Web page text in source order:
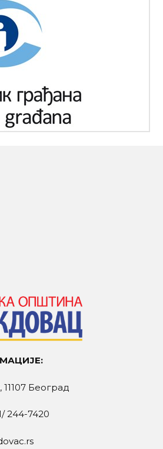
11107 Београд
244-7420